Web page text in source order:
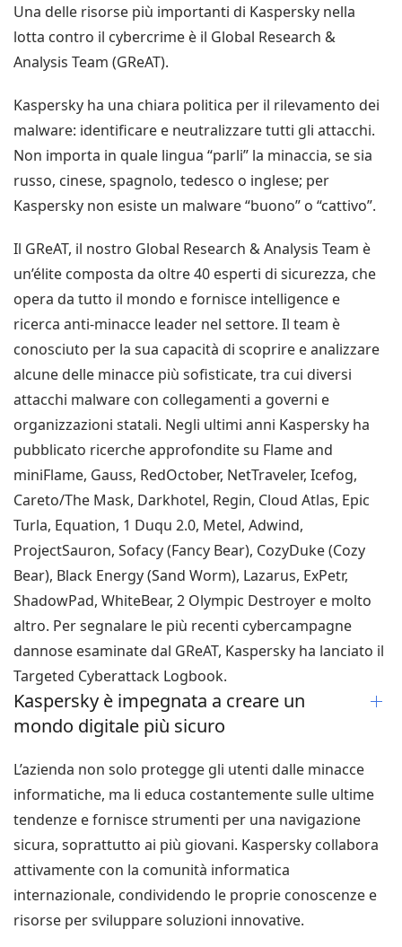
Una delle risorse più importanti di Kaspersky nella
lotta contro il cybercrime è il Global Research &
Analysis Team (GReAT).
Kaspersky ha una chiara politica per il rilevamento dei
malware: identificare e neutralizzare tutti gli attacchi.
Non importa in quale lingua “parli” la minaccia, se sia
russo, cinese, spagnolo, tedesco o inglese; per
Kaspersky non esiste un malware “buono” o “cattivo”.
Il GReAT, il nostro Global Research & Analysis Team è
un’élite composta da oltre 40 esperti di sicurezza, che
opera da tutto il mondo e fornisce intelligence e
ricerca anti-minacce leader nel settore. Il team è
conosciuto per la sua capacità di scoprire e analizzare
alcune delle minacce più sofisticate, tra cui diversi
attacchi malware con collegamenti a governi e
organizzazioni statali. Negli ultimi anni Kaspersky ha
pubblicato ricerche approfondite su Flame and
miniFlame, Gauss, RedOctober, NetTraveler, Icefog,
Careto/The Mask, Darkhotel, Regin, Cloud Atlas, Epic
Turla, Equation, 1 Duqu 2.0, Metel, Adwind,
ProjectSauron, Sofacy (Fancy Bear), CozyDuke (Cozy
Bear), Black Energy (Sand Worm), Lazarus, ExPetr,
ShadowPad, WhiteBear, 2 Olympic Destroyer e molto
altro. Per segnalare le più recenti cybercampagne
dannose esaminate dal GReAT, Kaspersky ha lanciato il
Targeted Cyberattack Logbook.
Kaspersky è impegnata a creare un
mondo digitale più sicuro
L’azienda non solo protegge gli utenti dalle minacce
informatiche, ma li educa costantemente sulle ultime
tendenze e fornisce strumenti per una navigazione
sicura, soprattutto ai più giovani. Kaspersky collabora
attivamente con la comunità informatica
internazionale, condividendo le proprie conoscenze e
risorse per sviluppare soluzioni innovative.